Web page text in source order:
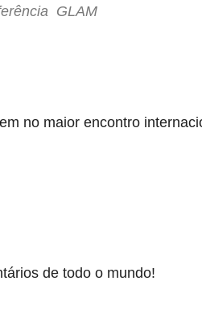
GLAM
no maior encontro
de todo o mundo!